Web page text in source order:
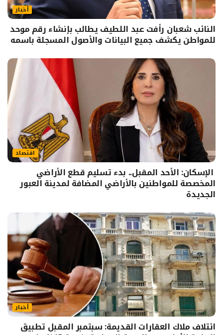
أخبار
النائب شعبان رأفت عبد اللطيف يطالب بإنشاء رقم موحد
للمواطن يكشف جميع البيانات والأصول المسجلة باسمه
اقتصاد
الإسكان: الأحد المقبل.. بدء تسليم قطع الأراضي
المخصصة للمواطنين بالأراضي المضافة لمدينة العبور
الجديدة
أخبار
ائتلاف ملاك العقارات القديمة: سبتمبر المقبل تطبيق